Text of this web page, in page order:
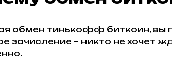
обмен тинькофф биткоин, вы
зачисление – никто не хочет